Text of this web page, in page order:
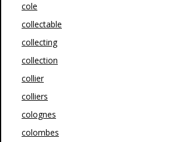
cole
collectable
collecting
collection
collier
colliers
colognes
colombes